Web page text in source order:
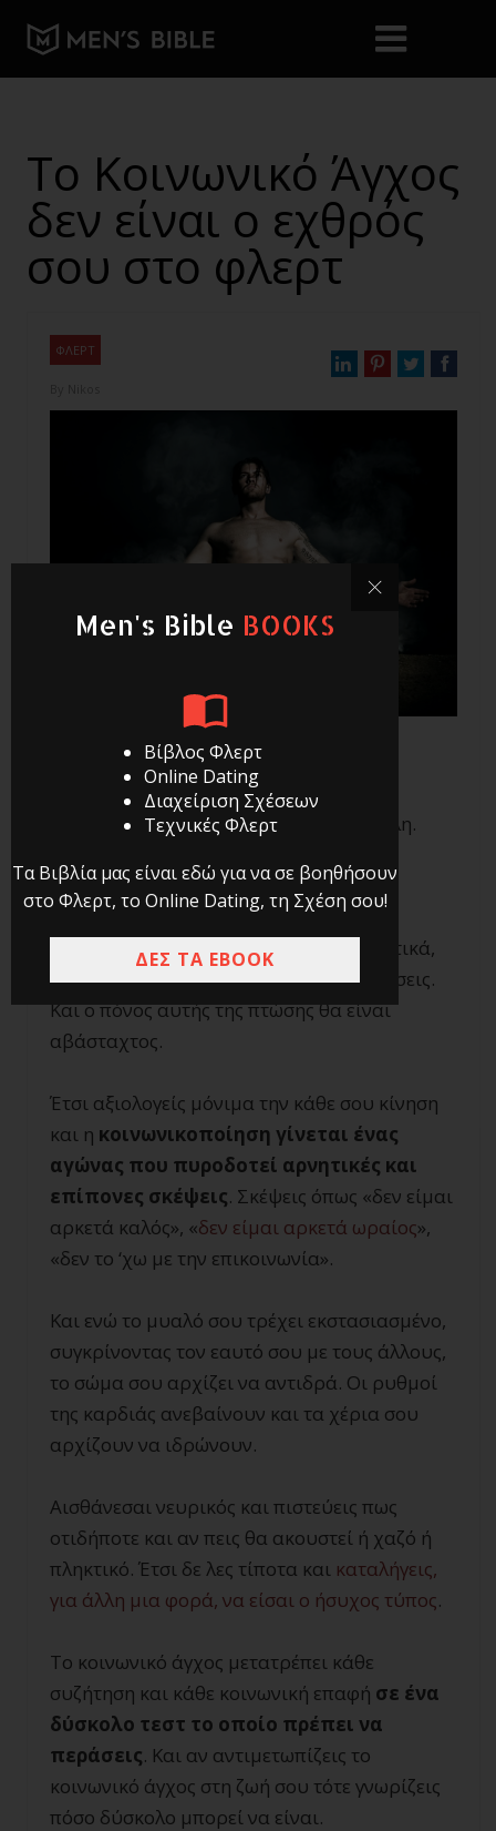
Το Κοινωνικό Άγχος
δεν είναι ο εχθρός
σου στο φλερτ
ΦΛΕΡΤ
Ξέρω καλά πως το να παλεύεις με το
κοινωνικό άγχος είναι μια μάχη δύσκολη.
Κάθε κοινωνική επαφή μοιάζει σα να
περπατάς σε τεντωμένο σχοινί και
αισθάνεσαι πως αν δε βαδίζεις προσεχτικά,
θα χάσεις την ισορροπία σου και θα πέσεις.
Και ο πόνος αυτής της πτώσης θα είναι
αβάσταχτος.
Έτσι αξιολογείς μόνιμα την κάθε σου κίνηση
και η κοινωνικοποίηση γίνεται ένας
αγώνας που πυροδοτεί αρνητικές και
επίπονες σκέψεις. Σκέψεις όπως «δεν είμαι
αρκετά καλός», «δεν είμαι αρκετά ωραίος»,
«δεν το ‘χω με την επικοινωνία».
Και ενώ το μυαλό σου τρέχει εκστασιασμένο,
συγκρίνοντας τον εαυτό σου με τους άλλους,
το σώμα σου αρχίζει να αντιδρά. Οι ρυθμοί
της καρδιάς ανεβαίνουν και τα χέρια σου
αρχίζουν να ιδρώνουν.
Αισθάνεσαι νευρικός και πιστεύεις πως
οτιδήποτε και αν πεις θα ακουστεί ή χαζό ή
πληκτικό. Έτσι δε λες τίποτα και καταλήγεις,
για άλλη μια φορά, να είσαι ο ήσυχος τύπος.
Το κοινωνικό άγχος μετατρέπει κάθε
συζήτηση και κάθε κοινωνική επαφή σε ένα
δύσκολο τεστ το οποίο πρέπει να
περάσεις. Και αν αντιμετωπίζεις το
κοινωνικό άγχος στη ζωή σου τότε γνωρίζεις
πόσο δύσκολο μπορεί να είναι.
Men's Bible BOOKS
Βίβλος Φλερτ
Online Dating
Διαχείριση Σχέσεων
Τεχνικές Φλερτ
Τα Βιβλία μας είναι εδώ για να σε βοηθήσουν
στο Φλερτ, το Online Dating, τη Σχέση σου!
ΔΕΣ ΤΑ EBOOK